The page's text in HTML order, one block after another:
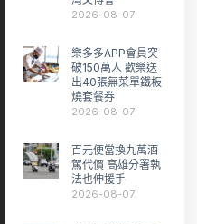
2026-08-07
樂多多APP會員突
破150萬人 歡樂送
出40張無菜單鐵板
燒套餐券
2026-08-07
百元便當換九萬酒
駕代價 高雄分署執
法也伸援手
2026-08-07